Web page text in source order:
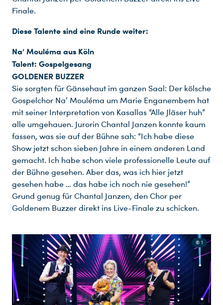
Finale.
Diese Talente sind eine Runde weiter:
Na‘ Mouléma aus Köln
Talent: Gospelgesang
GOLDENER BUZZER
Sie sorgten für Gänsehaut im ganzen Saal: Der kölsche
Gospelchor Na‘ Mouléma um Marie Enganembem hat
mit seiner Interpretation von Kasallas “Alle Jläser huh”
alle umgehauen. Jurorin Chantal Janzen konnte kaum
fassen, was sie auf der Bühne sah: “Ich habe diese
Show jetzt schon sieben Jahre in einem anderen Land
gemacht. Ich habe schon viele professionelle Leute auf
der Bühne gesehen. Aber das, was ich hier jetzt
gesehen habe … das habe ich noch nie gesehen!”
Grund genug für Chantal Janzen, den Chor per
Goldenem Buzzer direkt ins Live-Finale zu schicken.
© 1